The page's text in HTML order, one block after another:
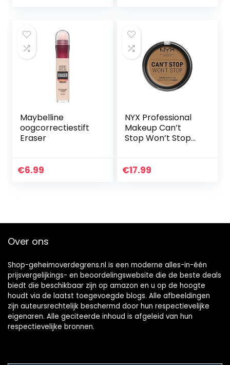
Maybelline
oogcorrectiestift
Eraser
€6.99
NYX Professional
Makeup Can’t
Stop Won’t Stop
Foundation, matte
€17.99
Over ons
Shop-geheimoverdegrens.nl is een moderne alles-in-één
prijsvergelijkings- en beoordelingswebsite die de beste deals
biedt die beschikbaar zijn op amazon en u op de hoogte
houdt via de laatst toegevoegde blogs. Alle afbeeldingen
zijn auteursrechtelijk beschermd door hun respectievelijke
eigenaren. Alle geciteerde inhoud is afgeleid van hun
respectievelijke bronnen.